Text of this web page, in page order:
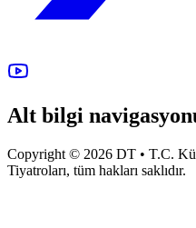
Alt bilgi
Copyright © 2026 DT • T.C.
Tiyatroları, tüm hakları saklıdır.